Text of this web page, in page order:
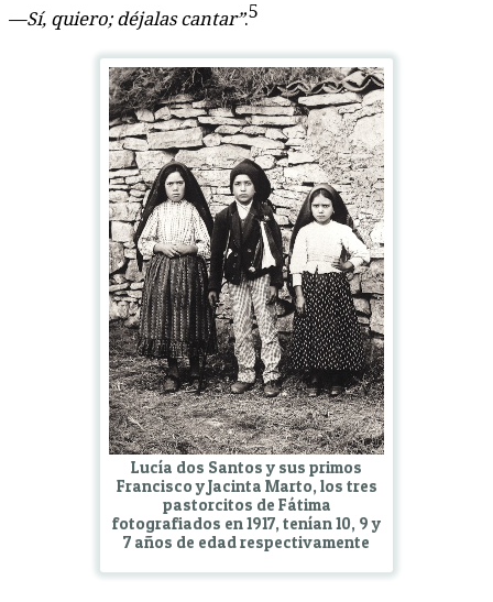
—Sí, quiero; déjalas cantar”.5
Lucía dos Santos y sus primos
Francisco y Jacinta Marto, los tres
pastorcitos de Fátima
fotografiados en 1917, tenían 10, 9 y
7 años de edad respectivamente